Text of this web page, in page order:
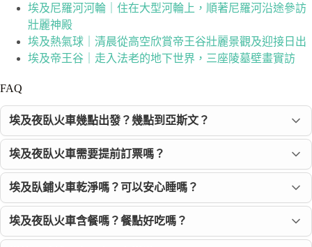
埃及尼羅河河輪｜住在大型河輪上，順著尼羅河沿途參訪
壯麗神殿
埃及熱氣球｜清晨從高空欣賞帝王谷壯麗景觀及迎接日出
埃及帝王谷｜走入法老的地下世界，三座陵墓壁畫實訪
FAQ
埃及夜臥火車幾點出發？幾點到亞斯文？
埃及夜臥火車需要提前訂票嗎？
埃及臥鋪火車乾淨嗎？可以安心睡嗎？
埃及夜臥火車含餐嗎？餐點好吃嗎？